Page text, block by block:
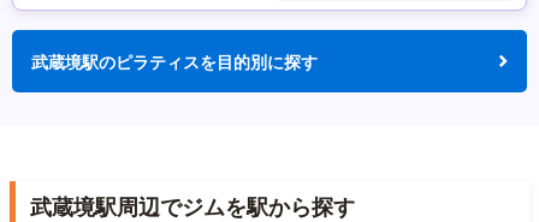
武蔵境駅のピラティスを目的別に探す
武蔵境駅周辺でジムを駅から探す